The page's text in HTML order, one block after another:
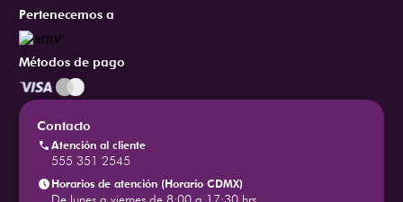
Pertenecemos a
Métodos de pago
Contacto
Atención al cliente
555 351 2545
Horarios de atención (Horario CDMX)